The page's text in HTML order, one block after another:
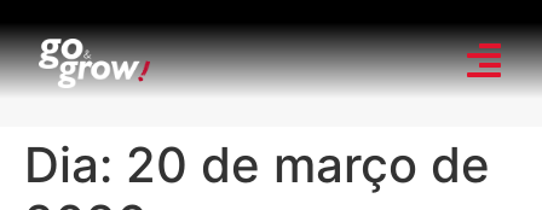
Dia: 20 de março de